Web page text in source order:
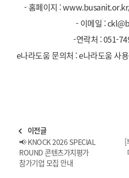
- 홈페이지 :
- 이메일 :
-연락처 : 051-
e나라도움 문의처 : e나라도움 사
navigate_before 이전글
📢 KNOCK 2026 SPECIAL
ROUND 콘텐츠가치평가
참가기업 모집 안내
[